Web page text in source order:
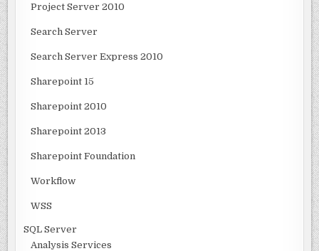
Project Server 2010
Search Server
Search Server Express 2010
Sharepoint 15
Sharepoint 2010
Sharepoint 2013
Sharepoint Foundation
Workflow
WSS
SQL Server
Analysis Services